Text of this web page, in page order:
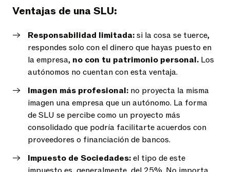
Ventajas de una SLU:
Responsabilidad limitada:si la cosa se tuerce,
respondes solo con el dinero que hayas puesto en
la empresa, no con tu patrimonio personal. Los
autónomos no cuentan con esta ventaja.
Imagen más profesional: no proyecta la misma
imagen una empresa que un autónomo. La forma
de SLU se percibe como un proyecto más
consolidado que podría facilitarte acuerdos con
proveedores o financiación de bancos.
Impuesto de Sociedades:el tipo de este